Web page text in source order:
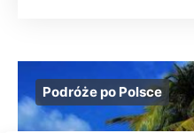
Podróże po Polsce